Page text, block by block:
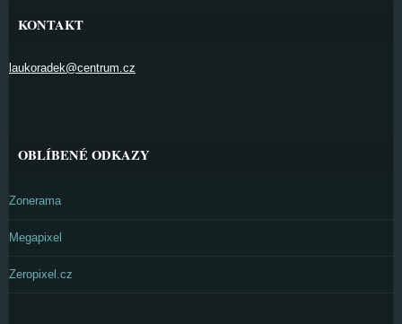
KONTAKT
laukoradek@centrum.cz
OBLÍBENÉ ODKAZY
Zonerama
Megapixel
Zeropixel.cz